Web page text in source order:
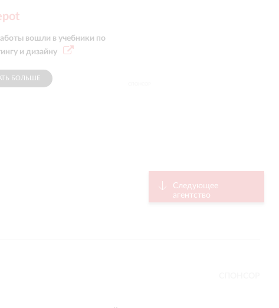
вошли в учебники по
и дизайну
БОЛЬШЕ
Следующее
агентство